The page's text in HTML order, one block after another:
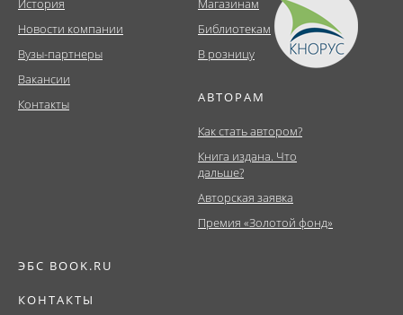
Новости компании
Вузы-партнеры
Вакансии
Контакты
Библиотекам
В розницу
АВТОРАМ
Как стать автором?
Книга издана. Что
дальше?
Авторская заявка
Премия «Золотой фонд»
ЭБС BOOK.RU
КОНТАКТЫ